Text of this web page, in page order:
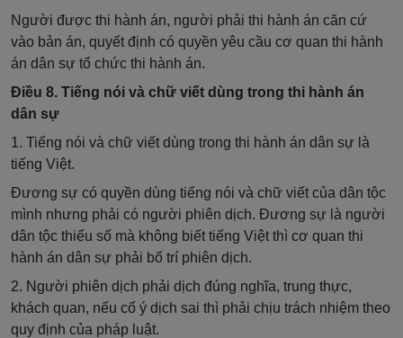
Người được thi hành án, người phải thi hành án căn cứ
vào bản án, quyết định có quyền yêu cầu cơ quan thi hành
án dân sự tổ chức thi hành án.
Điều 8. Tiếng nói và chữ viết dùng trong thi hành án
dân sự
1. Tiếng nói và chữ viết dùng trong thi hành án dân sự là
tiếng Việt.
Đương sự có quyền dùng tiếng nói và chữ viết của dân tộc
mình nhưng phải có người phiên dịch. Đương sự là người
dân tộc thiểu số mà không biết tiếng Việt thì cơ quan thi
hành án dân sự phải bố trí phiên dịch.
2. Người phiên dịch phải dịch đúng nghĩa, trung thực,
khách quan, nếu cố ý dịch sai thì phải chịu trách nhiệm theo
quy định của pháp luật.